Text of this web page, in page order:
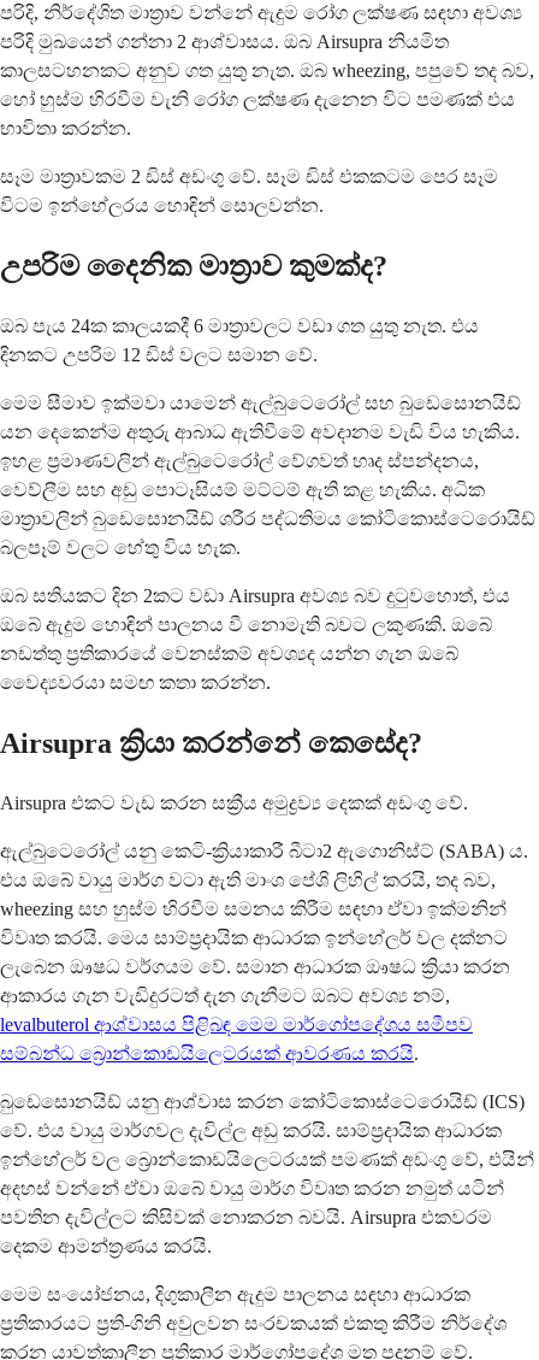
පරිදි, නිර්දේශිත මාත්‍රාව වන්නේ ඇදුම රෝග ලක්ෂණ සඳහා අවශ්‍ය
පරිදි මුඛයෙන් ගන්නා 2 ආශ්වාසය. ඔබ Airsupra නියමිත
කාලසටහනකට අනුව ගත යුතු නැත. ඔබ wheezing, පපුවේ තද බව,
හෝ හුස්ම හිරවීම වැනි රෝග ලක්ෂණ දැනෙන විට පමණක් එය
භාවිතා කරන්න.
සෑම මාත්‍රාවකම 2 ඩිස් අඩංගු වේ. සෑම ඩිස් එකකටම පෙර සෑම
විටම ඉන්හේලරය හොඳින් සොලවන්න.
උපරිම දෛනික මාත්‍රාව කුමක්ද?
ඔබ පැය 24ක කාලයකදී 6 මාත්‍රාවලට වඩා ගත යුතු නැත. එය
දිනකට උපරිම 12 ඩිස් වලට සමාන වේ.
මෙම සීමාව ඉක්මවා යාමෙන් ඇල්බුටෙරෝල් සහ බුඩෙසොනයිඩ්
යන දෙකෙන්ම අතුරු ආබාධ ඇතිවීමේ අවදානම වැඩි විය හැකිය.
ඉහළ ප්‍රමාණවලින් ඇල්බුටෙරෝල් වේගවත් හෘද ස්පන්දනය,
වෙව්ලීම සහ අඩු පොටෑසියම් මට්ටම් ඇති කළ හැකිය. අධික
මාත්‍රාවලින් බුඩෙසොනයිඩ් ශරීර පද්ධතිමය කෝටිකොස්ටෙරොයිඩ්
බලපෑම් වලට හේතු විය හැක.
ඔබ සතියකට දින 2කට වඩා Airsupra අවශ්‍ය බව දුටුවහොත්, එය
ඔබේ ඇදුම හොඳින් පාලනය වී නොමැති බවට ලකුණකි. ඔබේ
නඩත්තු ප්‍රතිකාරයේ වෙනස්කම් අවශ්‍යද යන්න ගැන ඔබේ
වෛද්‍යවරයා සමඟ කතා කරන්න.
Airsupra ක්‍රියා කරන්නේ කෙසේද?
Airsupra එකට වැඩ කරන සක්‍රීය අමුද්‍රව්‍ය දෙකක් අඩංගු වේ.
ඇල්බුටෙරෝල් යනු කෙටි-ක්‍රියාකාරී බීටා2 ඇගොනිස්ට් (SABA) ය.
එය ඔබේ වායු මාර්ග වටා ඇති මාංශ පේශි ලිහිල් කරයි, තද බව,
wheezing සහ හුස්ම හිරවීම සමනය කිරීම සඳහා ඒවා ඉක්මනින්
විවෘත කරයි. මෙය සාම්ප්‍රදායික ආධාරක ඉන්හේලර් වල දක්නට
ලැබෙන ඖෂධ වර්ගයම වේ. සමාන ආධාරක ඖෂධ ක්‍රියා කරන
ආකාරය ගැන වැඩිදුරටත් දැන ගැනීමට ඔබට අවශ්‍ය නම්,
levalbuterol ආශ්වාසය පිළිබඳ මෙම මාර්ගෝපදේශය සමීපව
සම්බන්ධ බ්‍රොන්කොඩයිලෙටරයක් ​​ආවරණය කරයි.
බුඩෙසොනයිඩ් යනු ආශ්වාස කරන කෝටිකොස්ටෙරොයිඩ් (ICS)
වේ. එය වායු මාර්ගවල දැවිල්ල අඩු කරයි. සාම්ප්‍රදායික ආධාරක
ඉන්හේලර් වල බ්‍රොන්කොඩයිලෙටරයක් ​​පමණක් අඩංගු වේ, එයින්
අදහස් වන්නේ ඒවා ඔබේ වායු මාර්ග විවෘත කරන නමුත් යටින්
පවතින දැවිල්ලට කිසිවක් නොකරන බවයි. Airsupra එකවරම
දෙකම ආමන්ත්‍රණය කරයි.
මෙම සංයෝජනය, දිගුකාලීන ඇදුම පාලනය සඳහා ආධාරක
ප්‍රතිකාරයට ප්‍රති-ගිනි අවුලවන සංරචකයක් එකතු කිරීම නිර්දේශ
කරන යාවත්කාලීන ප්‍රතිකාර මාර්ගෝපදේශ මත පදනම් වේ.